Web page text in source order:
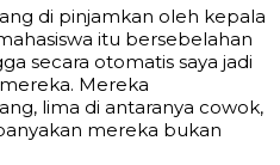
di pinjamkan oleh kepala
itu bersebelahan
secara otomatis saya jadi
Mereka
lima di antaranya cowok,
mereka bukan